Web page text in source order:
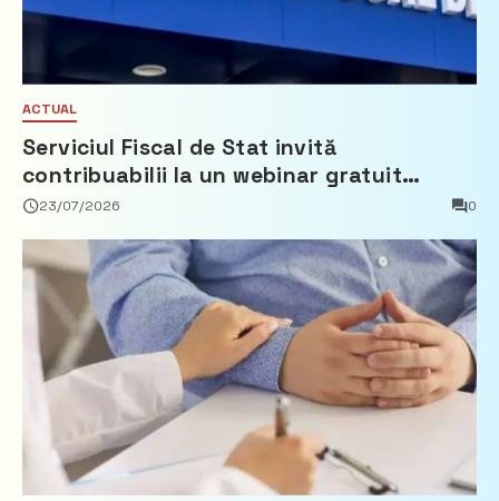
ACTUAL
Serviciul Fiscal de Stat invită
contribuabilii la un webinar gratuit
privind calculul impozitului pe bunurile
23/07/2026 0